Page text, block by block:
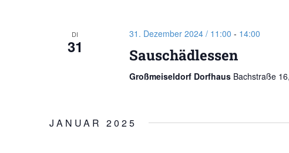
DI
31
31. Dezember 2024 / 11:00 - 14:00
Sauschädlessen
Großmeiseldorf Dorfhaus Bachstraße
JANUAR 2025